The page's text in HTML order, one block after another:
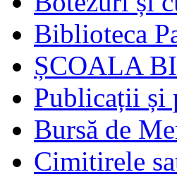
Biblioteca
ȘCOALA
Publicații și
Bursă de
Cimitirele